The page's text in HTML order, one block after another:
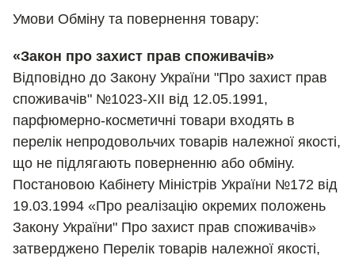
Умови Обміну та повернення товару:
«Закон про захист прав споживачів»
Відповідно до Закону України "Про захист прав
споживачів" №1023-XII від 12.05.1991,
парфюмерно-косметичні товари входять в
перелік непродовольчих товарів належної якості,
що не підлягають поверненню або обміну.
Постановою Кабінету Міністрів України №172 від
19.03.1994 «Про реалізацію окремих положень
Закону України" Про захист прав споживачів»
затверджено Перелік товарів належної якості,